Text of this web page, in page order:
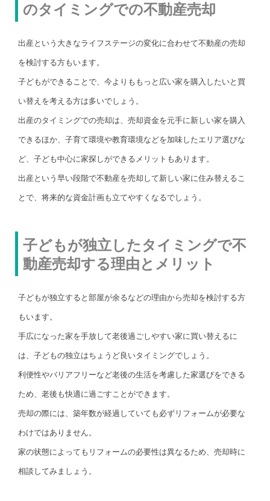
のタイミングでの不動産売却
出産という大きなライフステージの変化に合わせて不動産の売却
を検討する方もいます。
子どもができることで、今よりももっと広い家を購入したいと買
い替えを考える方は多いでしょう。
出産のタイミングでの売却は、売却資金を元手に新しい家を購入
できるほか、子育て環境や教育環境などを加味したエリア選びな
ど、子ども中心に家探しができるメリットもあります。
出産という早い段階で不動産を売却して新しい家に住み替えるこ
とで、将来的な資金計画も立てやすくなるでしょう。
子どもが独立したタイミングで不
動産売却する理由とメリット
子どもが独立すると部屋が余るなどの理由から売却を検討する方
もいます。
手広になった家を手放して老後過ごしやすい家に買い替えるに
は、子どもの独立はちょうど良いタイミングでしょう。
利便性やバリアフリーなど老後の生活を考慮した家選びをできる
ため、老後も快適に過ごすことができます。
売却の際には、築年数が経過していても必ずリフォームが必要な
わけではありません。
家の状態によってもリフォームの必要性は異なるため、売却時に
相談してみましょう。